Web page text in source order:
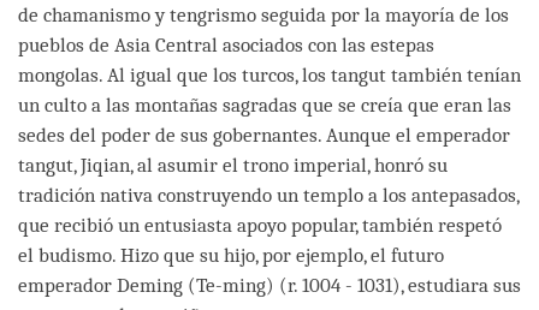
de chamanismo y tengrismo seguida por la mayoría de los
pueblos de Asia Central asociados con las estepas
mongolas. Al igual que los turcos, los tangut también tenían
un culto a las montañas sagradas que se creía que eran las
sedes del poder de sus gobernantes. Aunque el emperador
tangut, Jiqian, al asumir el trono imperial, honró su
tradición nativa construyendo un templo a los antepasados,
que recibió un entusiasta apoyo popular, también respetó
el budismo. Hizo que su hijo, por ejemplo, el futuro
emperador Deming (Te-ming) (r. 1004 - 1031), estudiara sus